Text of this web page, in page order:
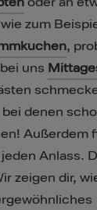
zum
,
uns
bei denen
Außerdem
Anlass.
zeigen dir,